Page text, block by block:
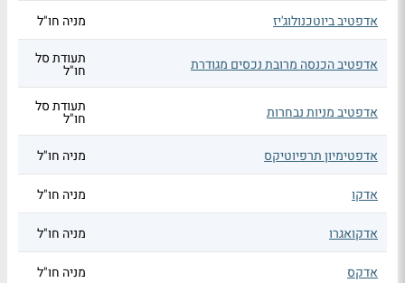
אדפטיב ביוטכנולוג'יז
מניה חו"ל
אדפטיב הכנסה מרובת נכסים מגודרת תעודת סל
חו"ל
אדפטיב מניות נבחרות תעודת סל
חו"ל
אדפטימיון תרפיוטיקס
מניה חו"ל
אדקו מניה חו"ל
אדקואגרו מניה חו"ל
אדקס מניה חו"ל